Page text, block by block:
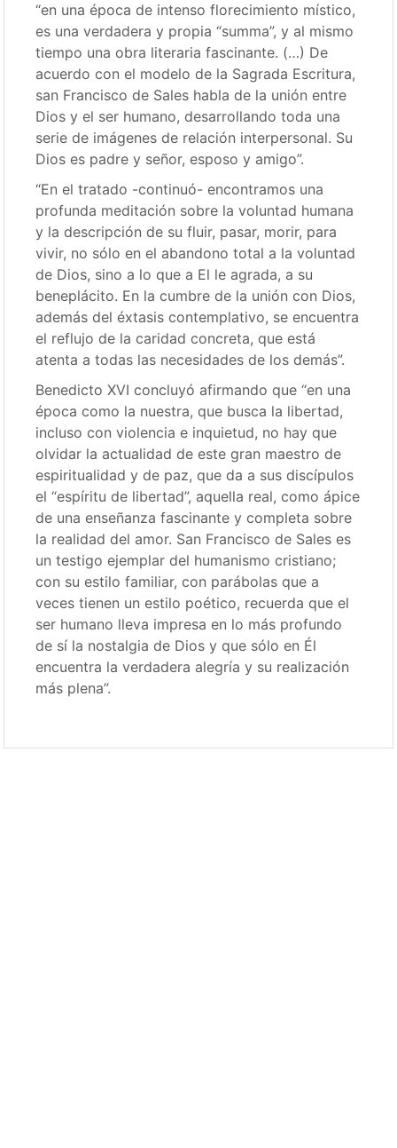
“en una época de intenso florecimiento místico,
es una verdadera y propia “summa”, y al mismo
tiempo una obra literaria fascinante. (…) De
acuerdo con el modelo de la Sagrada Escritura,
san Francisco de Sales habla de la unión entre
Dios y el ser humano, desarrollando toda una
serie de imágenes de relación interpersonal. Su
Dios es padre y señor, esposo y amigo”.
“En el tratado -continuó- encontramos una
profunda meditación sobre la voluntad humana
y la descripción de su fluir, pasar, morir, para
vivir, no sólo en el abandono total a la voluntad
de Dios, sino a lo que a El le agrada, a su
beneplácito. En la cumbre de la unión con Dios,
además del éxtasis contemplativo, se encuentra
el reflujo de la caridad concreta, que está
atenta a todas las necesidades de los demás”.
Benedicto XVI concluyó afirmando que “en una
época como la nuestra, que busca la libertad,
incluso con violencia e inquietud, no hay que
olvidar la actualidad de este gran maestro de
espiritualidad y de paz, que da a sus discípulos
el “espíritu de libertad”, aquella real, como ápice
de una enseñanza fascinante y completa sobre
la realidad del amor. San Francisco de Sales es
un testigo ejemplar del humanismo cristiano;
con su estilo familiar, con parábolas que a
veces tienen un estilo poético, recuerda que el
ser humano lleva impresa en lo más profundo
de sí la nostalgia de Dios y que sólo en Él
encuentra la verdadera alegría y su realización
más plena”.